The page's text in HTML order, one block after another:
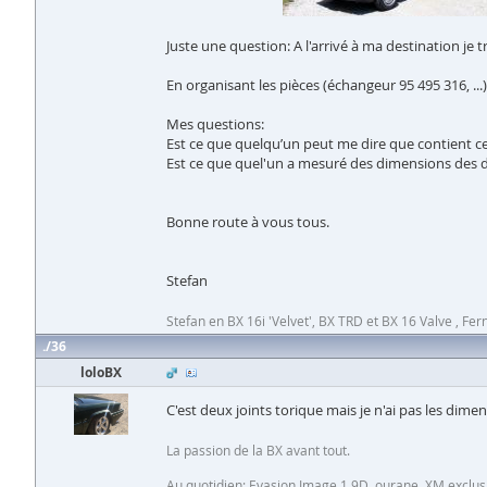
Juste une question: A l'arrivé à ma destination je
En organisant les pièces (échangeur 95 495 316,
Mes questions:
Est ce que quelqu’un peut me dire que contient
Est ce que quel'un a mesuré des dimensions
Bonne route à vous tous.
Stefan
Stefan en BX 16i 'Velvet', BX TRD et BX 16 Valve ,
36
loloBX
C'est deux joints torique mais je n'ai pas les
La passion de la BX avant tout.